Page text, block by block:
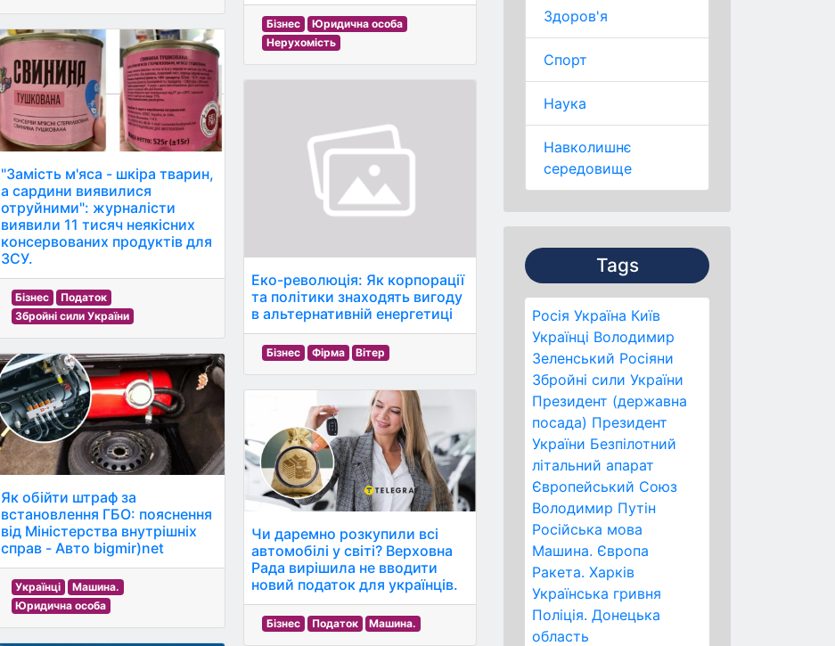
Здоров'я
Спорт
Наука
Навколишнє
середовище
Tags
Росія Україна Київ
Українці Володимир
Зеленський Росіяни
Збройні сили України
Президент (державна
посада) Президент
України Безпілотний
літальний апарат
Європейський Союз
Володимир Путін
Російська мова
Машина. Європа
Ракета. Харків
Українська гривня
Поліція. Донецька
область
"Замість м'яса - шкіра тварин,
а сардини виявилися
отруйними": журналісти
виявили 11 тисяч неякісних
консервованих продуктів для
ЗСУ.
Бізнес
Податок
Збройні сили України
Як обійти штраф за
встановлення ГБО: пояснення
від Міністерства внутрішніх
справ - Авто bigmir)net
Українці
Машина.
Юридична особа
Бізнес
Юридична особа
Нерухомість
Еко-революція: Як корпорації
та політики знаходять вигоду
в альтернативній енергетиці
Бізнес Фірма Вітер
Чи даремно розкупили всі
автомобілі у світі? Верховна
Рада вирішила не вводити
новий податок для українців.
Бізнес Податок Машина.